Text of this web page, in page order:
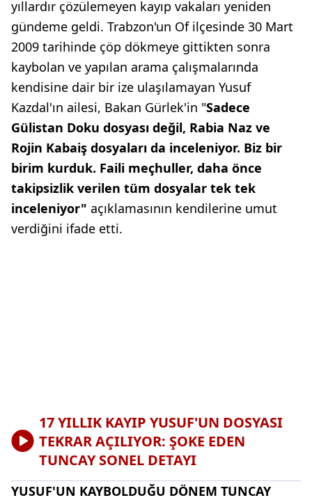
yıllardır çözülemeyen kayıp vakaları yeniden
gündeme geldi. Trabzon'un Of ilçesinde 30 Mart
2009 tarihinde çöp dökmeye gittikten sonra
kaybolan ve yapılan arama çalışmalarında
kendisine dair bir ize ulaşılamayan Yusuf
Kazdal'ın ailesi, Bakan Gürlek'in "Sadece
Gülistan Doku dosyası değil, Rabia Naz ve
Rojin Kabaiş dosyaları da inceleniyor. Biz bir
birim kurduk. Faili meçhuller, daha önce
takipsizlik verilen tüm dosyalar tek tek
inceleniyor" açıklamasının kendilerine umut
verdiğini ifade etti.
17 YILLIK KAYIP YUSUF'UN DOSYASI
TEKRAR AÇILIYOR: ŞOKE EDEN
TUNCAY SONEL DETAYI
YUSUF'UN KAYBOLDUĞU DÖNEM TUNCAY